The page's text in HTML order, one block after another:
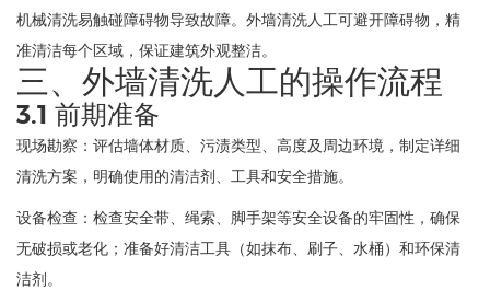
机械清洗易触碰障碍物导致故障。外墙清洗人工可避开障碍物，精
准清洁每个区域，保证建筑外观整洁。
三、外墙清洗人工的操作流程
3.1 前期准备
现场勘察：评估墙体材质、污渍类型、高度及周边环境，制定详细
清洗方案，明确使用的清洁剂、工具和安全措施。
设备检查：检查安全带、绳索、脚手架等安全设备的牢固性，确保
无破损或老化；准备好清洁工具（如抹布、刷子、水桶）和环保清
洁剂。